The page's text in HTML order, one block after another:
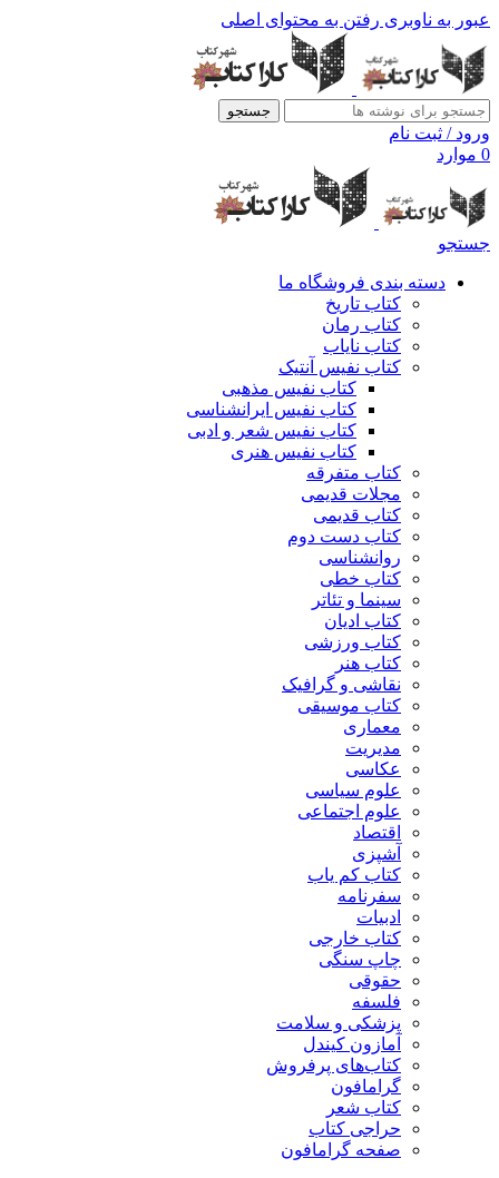
عبور به ناوبری رفتن به محتوای اصلی
جستجو
ورود / ثبت نام
0 موارد
جستجو
دسته بندی فروشگاه ما
کتاب تاریخ
کتاب رمان
کتاب نایاب
کتاب نفیس آنتیک
کتاب نفیس مذهبی
کتاب نفیس ایرانشناسی
کتاب نفیس شعر و ادبی
کتاب نفیس هنری
کتاب متفرقه
مجلات قدیمی
کتاب قدیمی
کتاب دست دوم
روانشناسی
کتاب خطی
سینما و تئاتر
کتاب ادیان
کتاب ورزشی
کتاب هنر
نقاشی و گرافیک
کتاب موسیقی
معماری
مدیریت
عکاسی
علوم سیاسی
علوم اجتماعی
اقتصاد
آشپزی
کتاب کم یاب
سفرنامه
ادبیات
کتاب خارجی
چاپ سنگی
حقوقی
فلسفه
پزشکی و سلامت
آمازون کیندل
کتاب‌های پرفروش
گرامافون
کتاب شعر
حراجی کتاب
صفحه گرامافون